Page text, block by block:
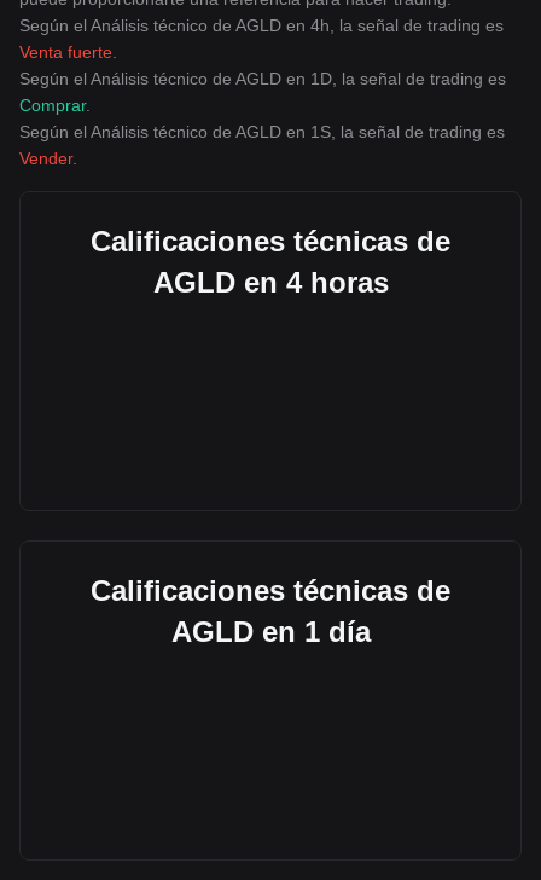
Según el Análisis técnico de AGLD en 4h, la señal de trading es
Venta fuerte
Según el Análisis técnico de AGLD en 1D, la señal de trading es
Comprar.
Según el Análisis técnico de AGLD en 1S, la señal de trading es
Vender.
Calificaciones técnicas de
AGLD en 4 horas
Calificaciones técnicas de
AGLD en 1 día